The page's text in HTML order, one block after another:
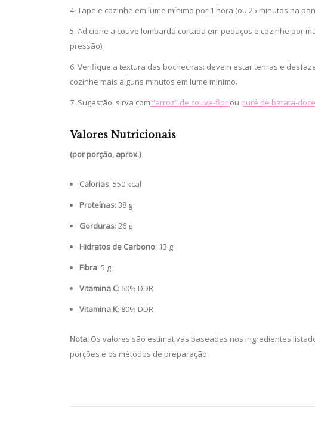
Tape e cozinhe em lume mínimo por 1 hora (ou 25 minutos na
Adicione a couve lombarda cortada em pedaços e cozinhe por
pressão).
Verifique a textura das bochechas: devem estar tenras e
cozinhe mais alguns minutos em lume mínimo.
Sugestão: sirva com “arroz” de couve-flor ou puré de batata-
Valores Nutricionais
(por porção, aprox.)
Calorias: 550 kcal
Proteínas: 38 g
Gorduras: 26 g
Hidratos de Carbono: 13 g
Fibra: 5 g
Vitamina C: 60% DDR
Vitamina K: 80% DDR
Nota: Os valores são estimativas baseadas nos ingredientes
porções e os métodos de preparação.